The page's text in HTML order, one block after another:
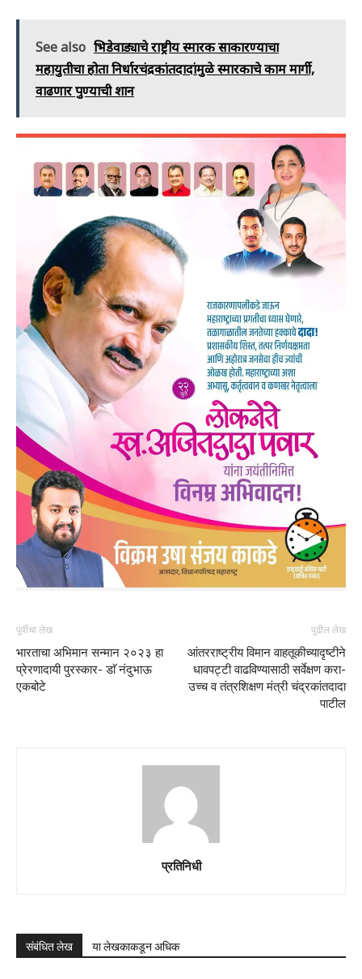
See also भिडेवाड्याचे राष्ट्रीय स्मारक साकारण्याचा
महायुतीचा होता निर्धारचंद्रकांतदादांमुळे स्मारकाचे काम मार्गी,
वाढणार पुण्याची शान
पूर्वीचा लेख
भारताचा अभिमान सन्मान २०२३ हा
प्रेरणादायी पुरस्कार- डाॅ नंदुभाऊ
एकबोटे
पुढील लेख
आंतरराष्ट्रीय विमान वाहतूकीच्यादृष्टीने
धावपट्टी वाढविण्यासाठी सर्वेक्षण करा-
उच्च व तंत्रशिक्षण मंत्री चंद्रकांतदादा
पाटील
प्रतिनिधी
संबंधित लेख या लेखकाकडून अधिक